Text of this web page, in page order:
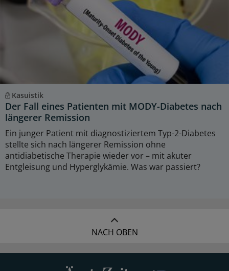
Kasuistik
Der Fall eines Patienten mit MODY-Diabetes nach
längerer Remission
Ein junger Patient mit diagnostiziertem Typ-2-Diabetes
stellte sich nach längerer Remission ohne
antidiabetische Therapie wieder vor – mit akuter
Entgleisung und Hyperglykämie. Was war passiert?
NACH OBEN